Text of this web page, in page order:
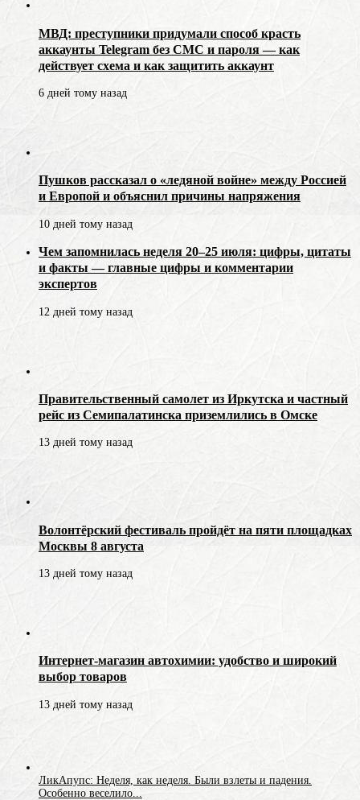
МВД: преступники придумали способ красть
аккаунты Telegram без СМС и пароля — как
действует схема и как защитить аккаунт
6 дней тому назад
Пушков рассказал о «ледяной войне» между Россией
и Европой и объяснил причины напряжения
10 дней тому назад
Чем запомнилась неделя 20–25 июля: цифры, цитаты
и факты — главные цифры и комментарии
экспертов
12 дней тому назад
Правительственный самолет из Иркутска и частный
рейс из Семипалатинска приземлились в Омске
13 дней тому назад
Волонтёрский фестиваль пройдёт на пяти площадках
Москвы 8 августа
13 дней тому назад
Интернет-магазин автохимии: удобство и широкий
выбор товаров
13 дней тому назад
ЛикАпупс: Неделя, как неделя. Были взлеты и падения.
Особенно веселило...